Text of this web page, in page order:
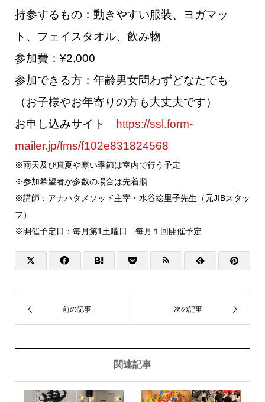
持参するもの：動きやすい服装、ヨガマッ
ト、フェイスタオル、飲み物
参加費：¥2,000
参加できる方：年齢男女問わずどなたでも
（お子様やお年寄りの方も大丈夫です）
お申し込みサイト
https://ssl.form-
mailer.jp/fms/f102e831824568
※雨天及び真夏や寒い季節は室内で行う予定
※参加希望者が多数の場合は先着順
※講師：アナハタメソッド主宰・水谷絵里子先生（元JIBスタッ
フ）
※開催予定日：毎月第1土曜日 毎月１回開催予定
関連記事